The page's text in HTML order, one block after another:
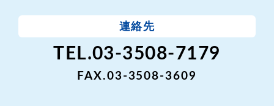
連絡先
TEL.03-3508-7179
FAX.03-3508-3609